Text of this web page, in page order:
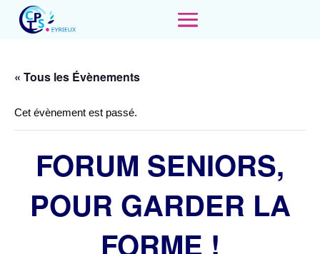
« Tous les Évènements
Cet évènement est passé.
FORUM SENIORS,
POUR GARDER LA
FORME !